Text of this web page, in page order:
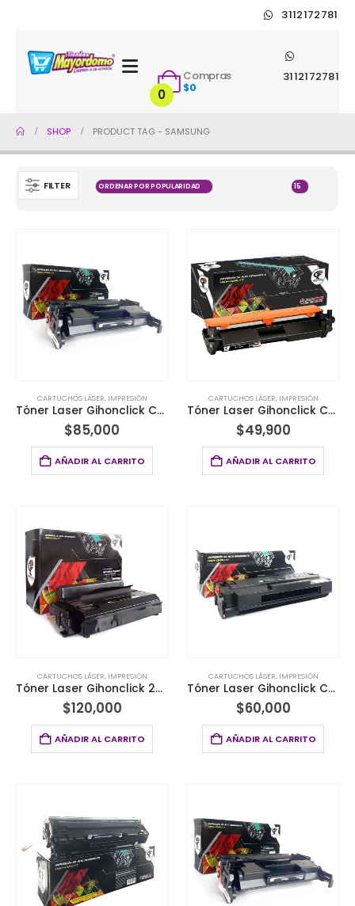
3112172781
3112172781
0
Compras
$0
SHOP PRODUCT TAG - SAMSUNG
FILTER
CARTUCHOS LÁSER, IMPRESIÓN
Tóner Laser Gihonclick Compatible HP CF258X SIN CHIP
$85,000
AÑADIR AL CARRITO
CARTUCHOS LÁSER, IMPRESIÓN
Tóner Laser Gihonclick Compatible HP 230A 1.6K
$49,900
AÑADIR AL CARRITO
CARTUCHOS LÁSER, IMPRESIÓN
Tóner Laser Gihonclick 203U Compatible Samsung® M3320ND
$120,000
AÑADIR AL CARRITO
CARTUCHOS LÁSER, IMPRESIÓN
Tóner Laser Gihonclick Compatible Samsung 101S 1.5K
$60,000
AÑADIR AL CARRITO